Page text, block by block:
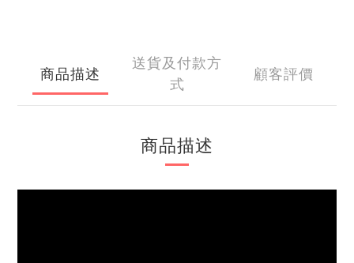
商品描述
送貨及付款方
式
顧客評價
商品描述